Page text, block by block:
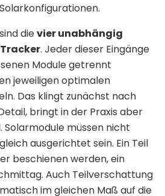
dievier unabhängig
. Jeder dieser Eingänge
Module getrennt
jeweiligen optimalen
Das klingt zunächst nach
bringt in der Praxis aber
müssen nicht
ausgerichtet sein. Ein Teil
beschienen werden, ein
Auch Teilverschattung
im gleichen Maß auf die